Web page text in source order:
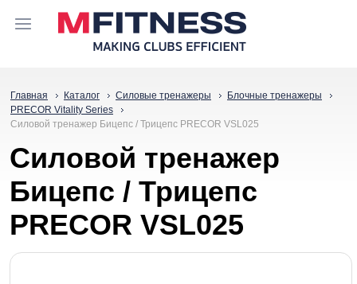
Главная Каталог Силовые тренажеры
Блочные тренажеры
PRECOR Vitality Series
Силовой тренажер Бицепс / Трицепс PRECOR VSL025
Силовой тренажер
Бицепс / Трицепс
PRECOR VSL025